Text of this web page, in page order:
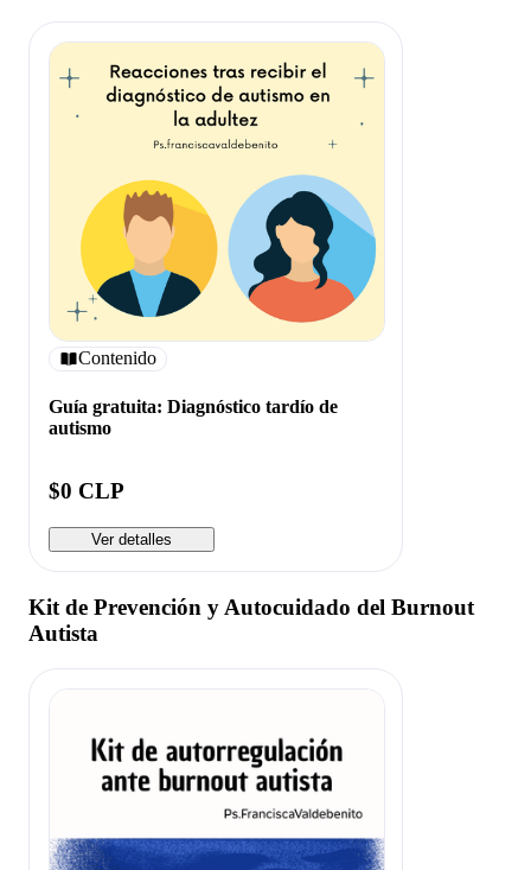
Contenido
Guía gratuita: Diagnóstico tardío de
autismo
$0 CLP
Ver detalles
Kit de Prevención y Autocuidado del Burnout
Autista